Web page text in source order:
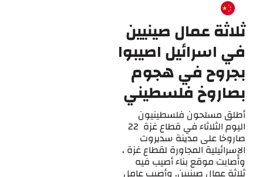
ثلاثة عمال صينيين
في اسرائيل اصيبوا
بجروح في هجوم
بصاروخ فلسطيني
أطلق مسلحون فلسطينيون
اليوم الثلاثاء في قطاع غزة 22
صاروخا على مدينة سديروت
الإسرائيلية المجاورة لقطاع غزة ،
وأصابت موقع بناء أصيب فيه